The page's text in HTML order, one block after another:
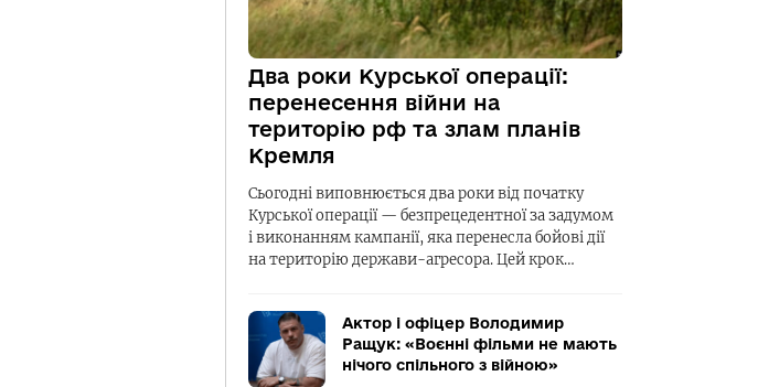
Два роки Курської операції:
перенесення війни на
територію рф та злам планів
Кремля
Сьогодні виповнюється два роки від початку
Курської операції — безпрецедентної за задумом
і виконанням кампанії, яка перенесла бойові дії
на територію держави-агресора. Цей крок…
Актор і офіцер Володимир
Ращук: «Воєнні фільми не мають
нічого спільного з війною»